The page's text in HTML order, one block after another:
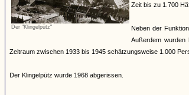
Der "Klingelpütz"
Zeit bis zu 1.700
Neben der
Außerdem wurden
Zeitraum zwischen 1933 bis 1945 schätzungsweise 1.000
Der Klingelpütz wurde 1968 abgerissen.